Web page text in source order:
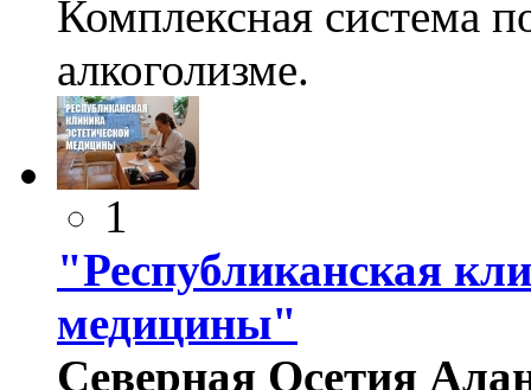
Комплексная система
алкоголизме.
1
"Республиканская
медицины"
Северная Осетия